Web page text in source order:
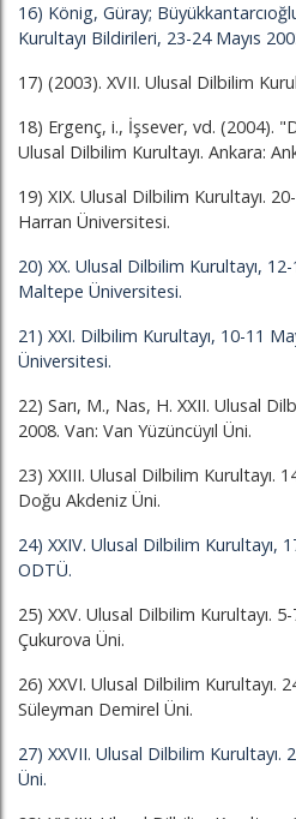
16) König, Güray;
Kurultayı Bildirileri, 23-24 Mayıs
17) (2003). XVII. Ulusal Dilbilim
18) Ergenç, i., İşsever, vd. (2004).
Ulusal Dilbilim Kurultayı. Ankara:
19) XIX. Ulusal Dilbilim Kurultayı.
Harran Üniversitesi.
20) XX. Ulusal Dilbilim Kurultayı,
Maltepe Üniversitesi.
21) XXI. Dilbilim Kurultayı, 10-11
Üniversitesi.
22) Sarı, M., Nas, H. XXII. Ulusal
2008. Van: Van Yüzüncüyıl Üni.
23) XXIII. Ulusal Dilbilim Kurultayı.
Doğu Akdeniz Üni.
24) XXIV. Ulusal Dilbilim Kurultayı,
ODTÜ.
25) XXV. Ulusal Dilbilim Kurultayı.
Çukurova Üni.
26) XXVI. Ulusal Dilbilim Kurultayı.
Süleyman Demirel Üni.
27) XXVII. Ulusal Dilbilim Kurultayı.
Üni.